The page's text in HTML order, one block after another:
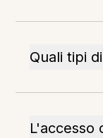
Quali tipi
L'accesso